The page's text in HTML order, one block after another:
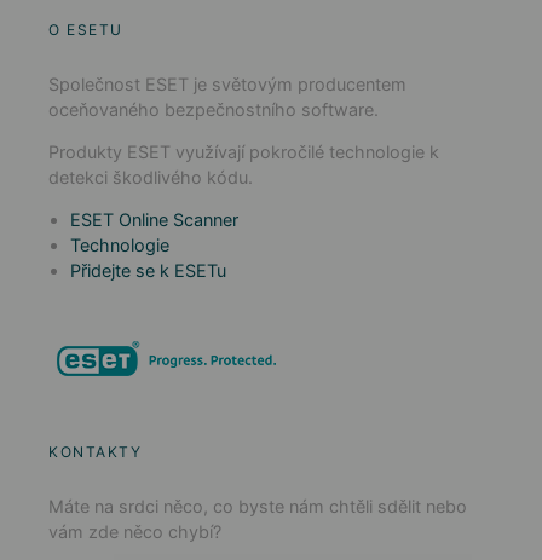
O ESETU
Společnost ESET je světovým producentem
oceňovaného bezpečnostního software.
Produkty ESET využívají pokročilé technologie k
detekci škodlivého kódu.
ESET Online Scanner
Technologie
Přidejte se k ESETu
KONTAKTY
Máte na srdci něco, co byste nám chtěli sdělit nebo
vám zde něco chybí?